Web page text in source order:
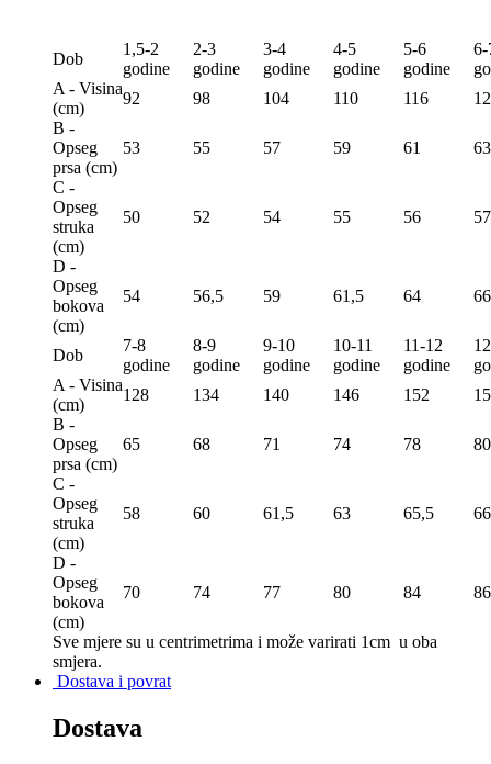
Dob
1,5-2
godine
2-3
godine
3-4
godine
4-5
godine
5-6
godine
6-
A - Visina
(сm)
92 98 104 110 116
B -
Opseg
prsa (сm)
53 55 57 59 61 63
C -
Opseg
struka
(сm)
50 52 54 55 56 57
D -
Opseg
bokova
(сm)
54 56,5 59 61,5 64 66
Dob
7-8
godine
8-9
godine
9-10
godine
10-11
godine
11-12
godine
A - Visina
(сm)
128 134 140 146 152
B -
Opseg
prsa (сm)
65 68 71 74 78 80
C -
Opseg
struka
(сm)
58 60 61,5 63 65,5
D -
Opseg
bokova
(сm)
70 74 77 80 84 86
Sve mjere su u centrimetrima i može varirati 1cm u oba
smjera.
Dostava i povrat
Dostava